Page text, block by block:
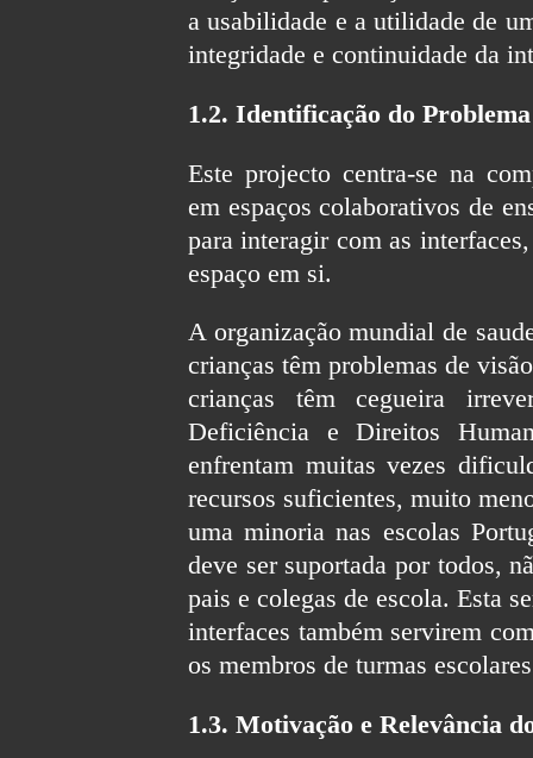
a usabilidade e a utilidade de
integridade e continuidade da
1.2. Identificação do Problema
Este projecto centra-se na
em espaços colaborativos de
para interagir com as
espaço em si.
A organização mundial de
crianças têm problemas de
crianças têm cegueira
Deficiência e Direitos
enfrentam muitas vezes
recursos suficientes, muito
uma minoria nas escolas
deve ser suportada por todos,
pais e colegas de escola. Esta
interfaces também servirem
os membros de turmas
1.3. Motivação e Relevância